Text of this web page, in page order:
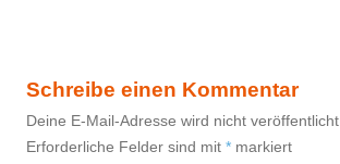
Schreibe einen Kommentar
Deine E-Mail-Adresse wird nicht veröffentlicht.
Erforderliche Felder sind mit * markiert